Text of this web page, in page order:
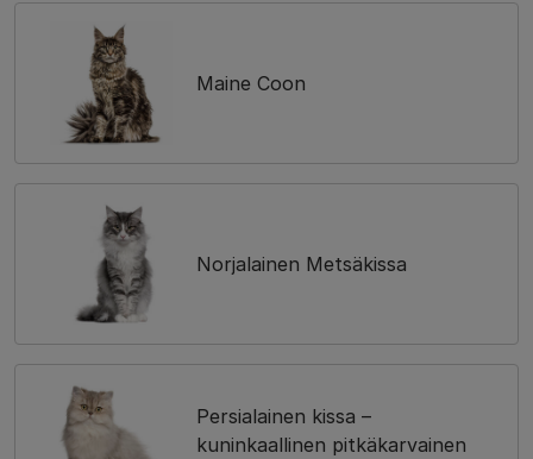
Maine Coon
Norjalainen Metsäkissa
Persialainen kissa –
kuninkaallinen pitkäkarvainen